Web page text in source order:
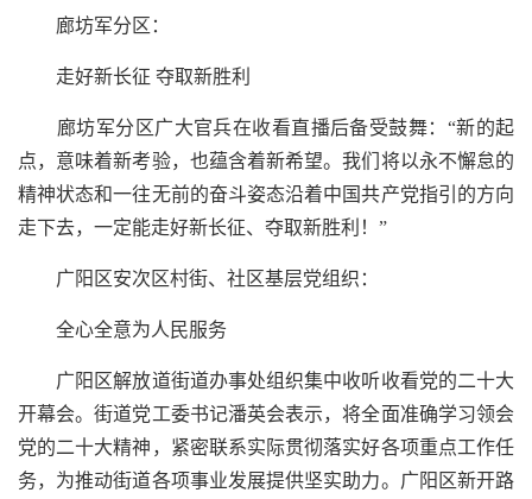
廊坊军分区：
走好新长征 夺取新胜利
廊坊军分区广大官兵在收看直播后备受鼓舞：“新的起
点，意味着新考验，也蕴含着新希望。我们将以永不懈怠的
精神状态和一往无前的奋斗姿态沿着中国共产党指引的方向
走下去，一定能走好新长征、夺取新胜利！”
广阳区安次区村街、社区基层党组织：
全心全意为人民服务
广阳区解放道街道办事处组织集中收听收看党的二十大
开幕会。街道党工委书记潘英会表示，将全面准确学习领会
党的二十大精神，紧密联系实际贯彻落实好各项重点工作任
务，为推动街道各项事业发展提供坚实助力。广阳区新开路